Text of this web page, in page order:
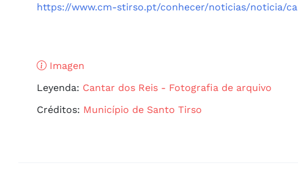
https://www.cm-stirso.pt/conhecer/noticias/noticia/
Imagen
Leyenda: Cantar dos Reis - Fotografia de arquivo
Créditos: Município de Santo Tirso